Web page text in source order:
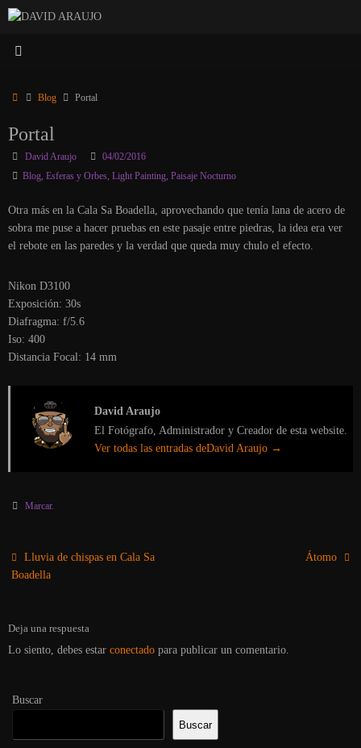
Saltar
contenido
InicioBlog Portal
Portal
David Araujo
04/02/2016
Blog, Esferas y Orbes, Light Painting, Paisaje Nocturno
Otra más en la Cala Sa Boadella, aprovechando que tenía lana de acero de
sobra me puse a hacer pruebas en este pasaje entre piedras, la idea era ver
el rebote en las paredes y la verdad que queda muy chulo el efecto.
Nikon D3100
Exposición: 30s
Diafragma: f/5.6
Iso: 400
Distancia Focal: 14 mm
David Araujo
El Fotógrafo, Administrador y Creador de esta website.
Ver todas las entradas deDavid Araujo →
Marcar.
Lluvia de chispas en Cala Sa
Boadella
Átomo
Deja una respuesta
Lo siento, debes estar conectado para publicar un comentario.
Buscar
Buscar